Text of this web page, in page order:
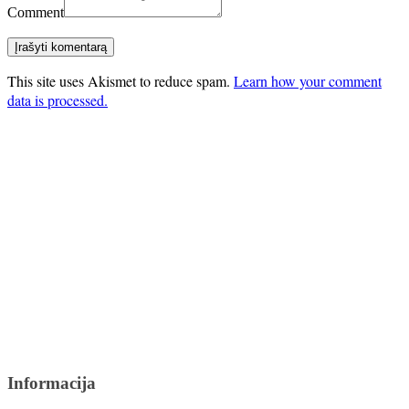
Comment
This site uses Akismet to reduce spam. Learn how your comment
data is processed.
Informacija